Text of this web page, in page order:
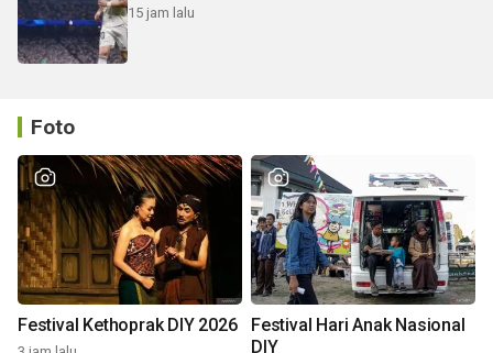
15 jam lalu
Foto
Festival Kethoprak DIY 2026
Festival Hari Anak Nasional
DIY